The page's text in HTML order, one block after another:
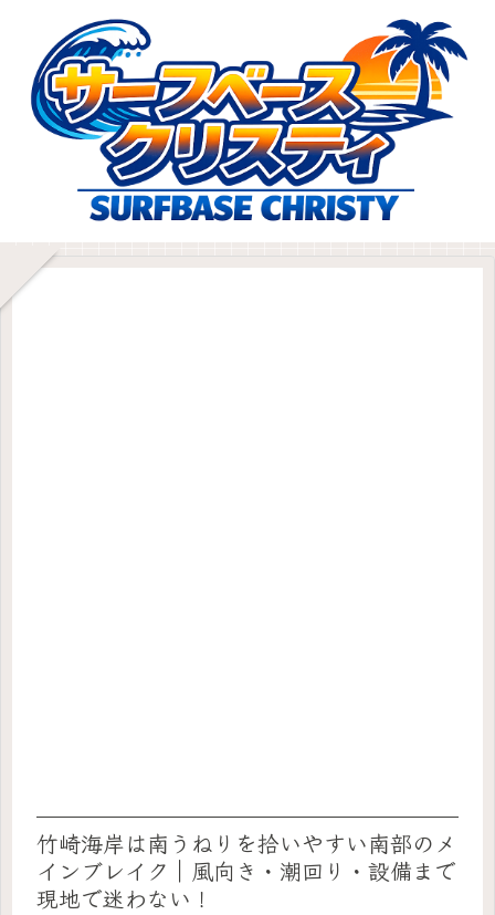
竹崎海岸は南うねりを拾いやすい南部のメ
インブレイク｜風向き・潮回り・設備まで
現地で迷わない！